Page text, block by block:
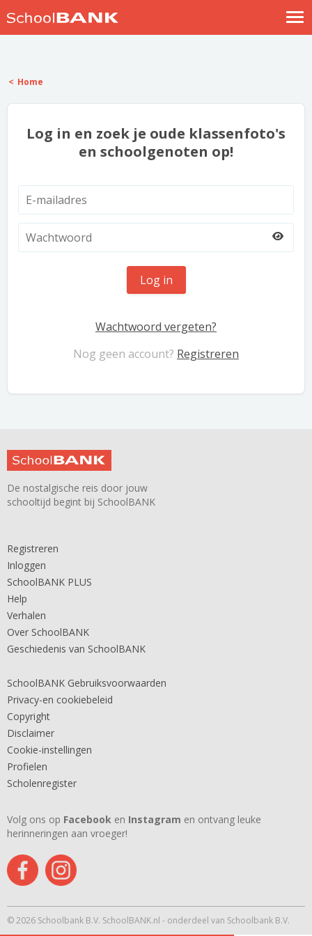
Help
Home
Log in en zoek je oude klassenfoto's
en schoolgenoten op!
Log in
Wachtwoord vergeten?
Nog geen account? Registreren
De nostalgische reis door jouw
schooltijd begint bij SchoolBANK
Registreren
Inloggen
SchoolBANK PLUS
Help
Verhalen
Over SchoolBANK
Geschiedenis van SchoolBANK
SchoolBANK Gebruiksvoorwaarden
Privacy-en cookiebeleid
Copyright
Disclaimer
Cookie-instellingen
Profielen
Scholenregister
Volg ons op Facebook en Instagram en ontvang leuke
herinneringen aan vroeger!
© 2026 Schoolbank B.V. SchoolBANK.nl - onderdeel van Schoolbank B.V.